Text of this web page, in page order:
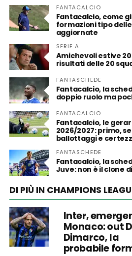
FANTACALCIO
Fantacalcio, come
formazioni tipo
aggiornate
SERIE A
Amichevoli estive
risultati delle 20
FANTASCHEDE
Fantacalcio, la
doppio ruolo ma
FANTACALCIO
Fantacalcio, le
2026/2027: primo,
ballottaggi e
FANTASCHEDE
Fantacalcio, la
Juve: non è il clone
DI PIÙ IN CHAMPIONS
Inter,
Monaco: out
Dimarco, la
probabile